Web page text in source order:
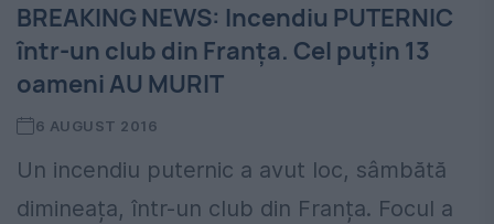
BREAKING NEWS: Incendiu PUTERNIC
într-un club din Franța. Cel puțin 13
oameni AU MURIT
6 AUGUST 2016
Un incendiu puternic a avut loc, sâmbătă
dimineața, într-un club din Franța. Focul a